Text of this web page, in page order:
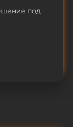
под